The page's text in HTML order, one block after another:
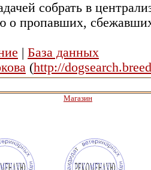
собрать в
о пропавших,
| База данных
(http://
Магазин